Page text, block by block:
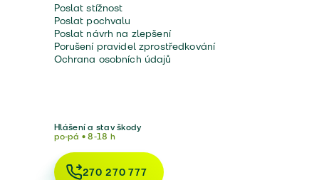
Poslat stížnost
Poslat pochvalu
Poslat návrh na zlepšení
Porušení pravidel zprostředkování
Ochrana osobních údajů
Hlášení a stav škody
po-pá • 8-18 h
270 270 777